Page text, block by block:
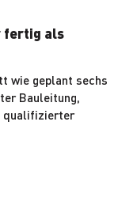
fertig als
wie geplant sechs
Bauleitung,
qualifizierter